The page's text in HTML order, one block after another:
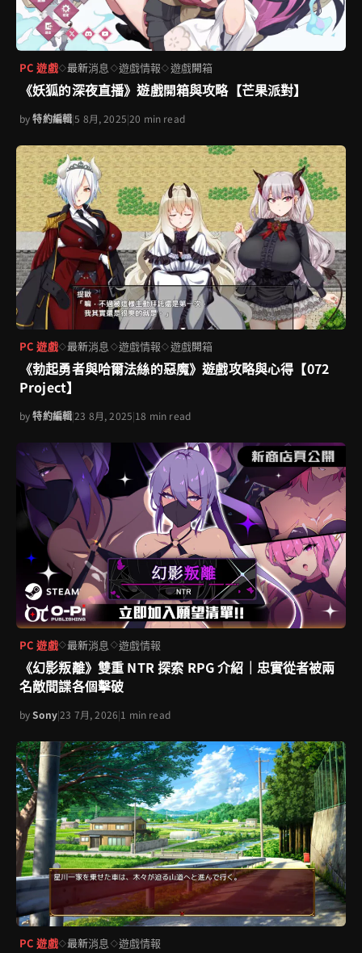
PC 遊戲◇最新消息 ◇遊戲情報◇遊戲開箱
《妖狐的深夜直播》遊戲開箱與攻略【芒果派對】
by特約編輯|5 8月, 2025|20 min read
PC 遊戲◇最新消息 ◇遊戲情報◇遊戲開箱
《勃起勇者與哈爾法絲的惡魔》遊戲攻略與心得【072
Project】
by特約編輯|23 8月, 2025|18 min read
PC 遊戲◇最新消息 ◇遊戲情報
《幻影叛離》雙重 NTR 探索 RPG 介紹｜忠實從者被兩
名敵間諜各個擊破
bySony|23 7月, 2026|1 min read
PC 遊戲◇最新消息 ◇遊戲情報